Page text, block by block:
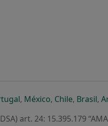
separador
num novo separador
abre num novo
, Méxicoabre num
, Chileabre
, Brasil,
art. 24: 15.395.179